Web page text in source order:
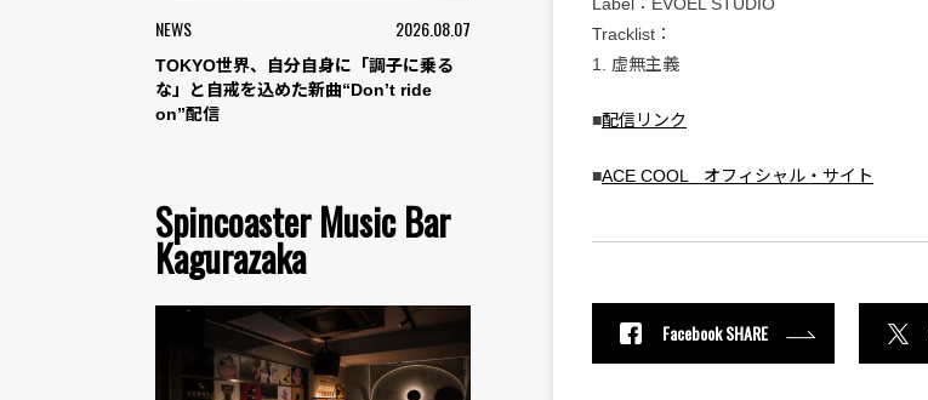
NEWS 2026.08.07
TOKYO世界、自分自身に「調子に乗る
な」と自戒を込めた新曲“Don’t ride
on”配信
Spincoaster Music Bar
Kagurazaka
Tracklist：
1. 虚無主義
■配信リンク
■ACE COOL オフィシャル・サイト
Facebook SHARE